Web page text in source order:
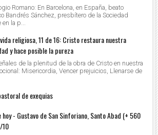
Romano: En Barcelona, en España, beato
Bandrés Sánchez, presbítero de la Sociedad
la p...
religiosa, 11 de 16: Cristo restaura nuestra
y hace posible la pureza
de la plenitud de la obra de Cristo en nuestra
Misericordia, Vencer prejuicios, Llenarse de
de exequias
hoy - Gustavo de San Sinforiano, Santo Abad (+ 560
10